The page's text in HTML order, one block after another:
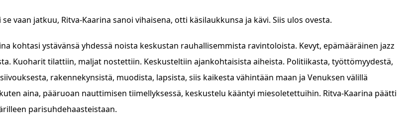
se vaan jatkuu, Ritva-Kaarina sanoi vihaisena, otti käsilaukkunsa ja kävi. Siis ulos ovesta.
kohtasi ystävänsä yhdessä noista keskustan rauhallisemmista ravintoloista. Kevyt, epämääräinen jazz
Kuoharit tilattiin, maljat nostettiin. Keskusteltiin ajankohtaisista aiheista. Politiikasta, työttömyydestä,
rakennekynsistä, muodista, lapsista, siis kaikesta vähintään maan ja Venuksen välillä
aina, pääruoan nauttimisen tiimellyksessä, keskustelu kääntyi miesoletettuihin. Ritva-Kaarina päätti
parisuhdehaasteistaan.